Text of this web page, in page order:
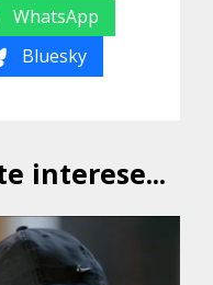
WhatsApp
Bluesky
interese...